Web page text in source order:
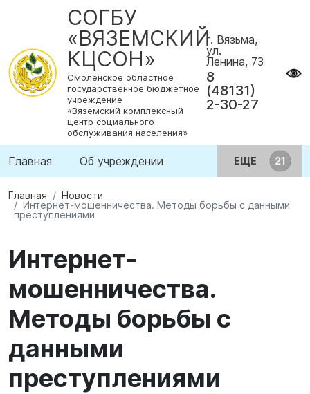
СОГБУ
«ВЯЗЕМСКИЙ
КЦСОН»
Смоленское областное
государственное бюджетное
учреждение
«Вяземский комплексный
центр социального
обслуживания населения»
г. Вязьма,
ул.
Ленина, 73
8
(48131)
2-30-27
Главная Об учреждении ЕЩЕ
Главная
Новости
Интернет-мошенничества. Методы борьбы с данными
преступлениями
Интернет-
мошенничества.
Методы борьбы с
данными
преступлениями